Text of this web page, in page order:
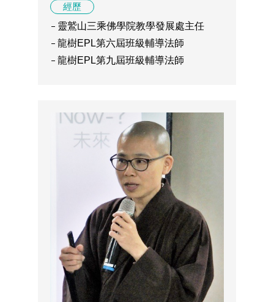
經歷
靈鷲山三乘佛學院教學發展處主任
龍樹EPL第六屆班級輔導法師
龍樹EPL第九屆班級輔導法師